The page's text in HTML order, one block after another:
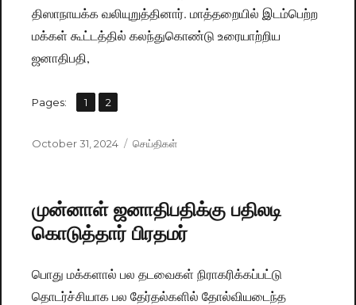
திஸாநாயக்க வலியுறுத்தினார். மாத்தறையில் இடம்பெற்ற
மக்கள் கூட்டத்தில் கலந்துகொண்டு உரையாற்றிய
ஜனாதிபதி,
Pages: Page
1 ,
Page
2
Posted
October 31, 2024 Categories
செய்திகள்
முன்னாள் ஜனாதிபதிக்கு பதிலடி
கொடுத்தார் பிரதமர்
பொது மக்களால் பல தடவைகள் நிராகரிக்கப்பட்டு
தொடர்ச்சியாக பல தேர்தல்களில் தோல்வியடைந்த